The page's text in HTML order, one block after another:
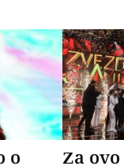
o
Za ovo